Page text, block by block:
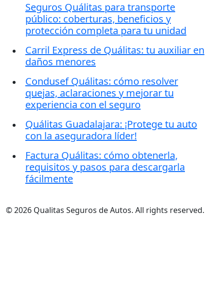
Seguros Quálitas para transporte
público: coberturas, beneficios y
protección completa para tu unidad
Carril Express de Quálitas: tu auxiliar en
daños menores
Condusef Quálitas: cómo resolver
quejas, aclaraciones y mejorar tu
experiencia con el seguro
Quálitas Guadalajara: ¡Protege tu auto
con la aseguradora líder!
Factura Quálitas: cómo obtenerla,
requisitos y pasos para descargarla
fácilmente
© 2026 Qualitas Seguros de Autos. All rights reserved.